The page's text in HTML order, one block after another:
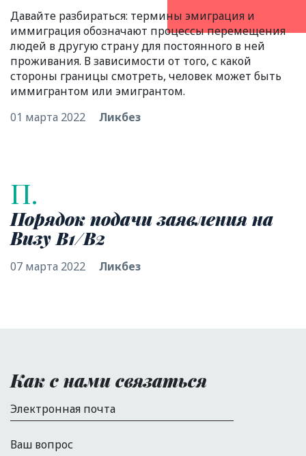
Давайте разбираться: термины эмиграция и
иммиграция обозначают процессы перемещения
людей в другую страну для постоянного в ней
проживания. В зависимости от того, с какой
стороны границы смотреть, человек может быть
иммигрантом или эмигрантом.
01 марта 2022
Ликбез
П.
Порядок подачи заявления на
Визу B1/B2
07 марта 2022 Ликбез
Как с нами связаться
Электронная почта
Ваш вопрос